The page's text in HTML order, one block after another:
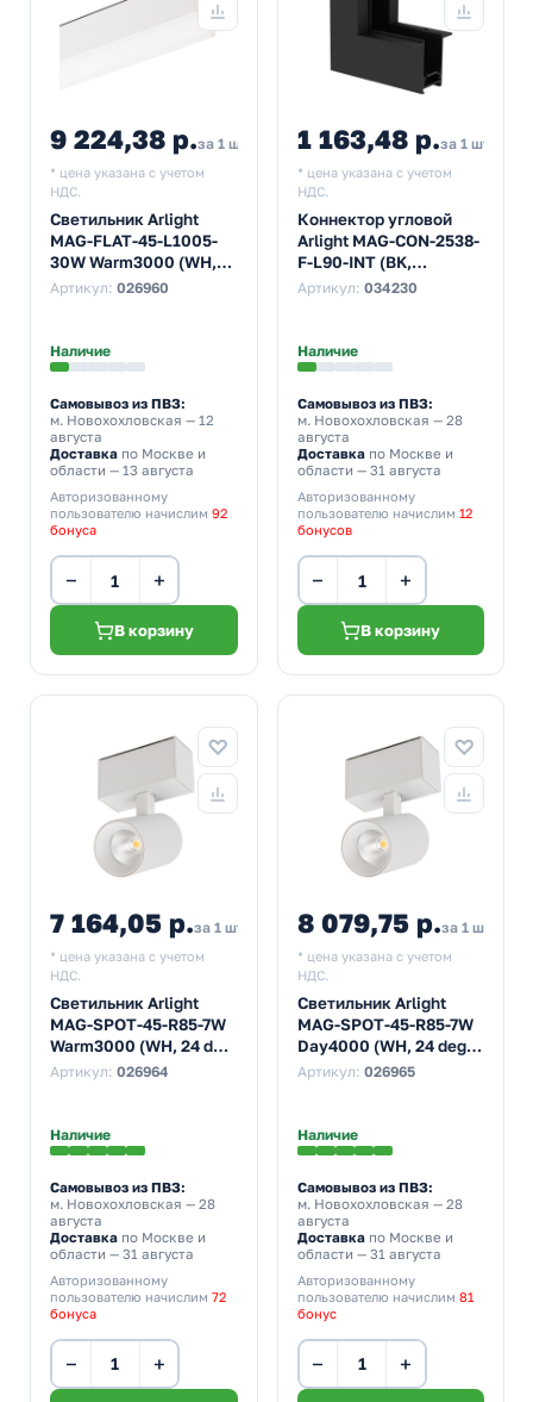
9 224,38 р.за 1 шт
* цена указана с учетом
НДС.
Светильник Arlight
MAG-FLAT-45-L1005-
30W Warm3000 (WH,
100 deg, 24V)
Артикул: 026960
Наличие
Самовывоз из ПВЗ:
м. Новохохловская — 12
августа
Доставка по Москве и
области — 13 августа
Авторизованному
пользователю начислим 92
бонуса
− +
В корзину
1 163,48 р.за 1 шт
* цена указана с учетом
НДС.
Коннектор угловой
Arlight MAG-CON-2538-
F-L90-INT (BK,
внутренний) (ARL, IP20
Артикул: 034230
Наличие
Самовывоз из ПВЗ:
м. Новохохловская — 28
августа
Доставкапо Москве и
области — 31 августа
Авторизованному
пользователю начислим 12
бонусов
− +
В корзину
7 164,05 р.за 1 шт
* цена указана с учетом
НДС.
Светильник Arlight
MAG-SPOT-45-R85-7W
Warm3000 (WH, 24 deg,
24V)
Артикул: 026964
Наличие
Самовывоз из ПВЗ:
м. Новохохловская — 28
августа
Доставка по Москве и
области — 31 августа
Авторизованному
пользователю начислим 72
бонуса
− +
8 079,75 р.за 1 шт
* цена указана с учетом
НДС.
Светильник Arlight
MAG-SPOT-45-R85-7W
Day4000 (WH, 24 deg,
24V)
Артикул: 026965
Наличие
Самовывоз из ПВЗ:
м. Новохохловская — 28
августа
Доставкапо Москве и
области — 31 августа
Авторизованному
пользователю начислим 81
бонус
− +